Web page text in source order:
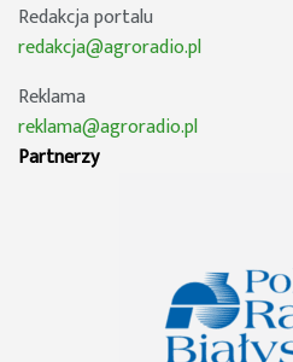
Redakcja portalu
redakcja@agroradio.pl
Reklama
reklama@agroradio.pl
Partnerzy